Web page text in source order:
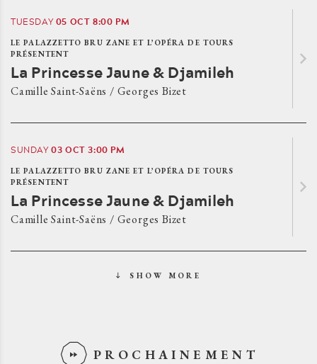
TUESDAY05 OCT8:00 PM
LE PALAZZETTO BRU ZANE ET L’OPÉRA DE TOURS
PRÉSENTENT
La Princesse Jaune & Djamileh
Camille Saint-Saëns / Georges Bizet
SUNDAY03OCT3:00 PM
LE PALAZZETTO BRU ZANE ET L’OPÉRA DE TOURS
PRÉSENTENT
La Princesse Jaune & Djamileh
Camille Saint-Saëns / Georges Bizet
SHOW MORE
PROCHAINEMENT